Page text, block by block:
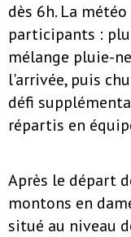
dès 6h. La
participants :
mélange pluie-
l'arrivée, puis
défi
répartis en
Après le départ
montons en
situé au niveau